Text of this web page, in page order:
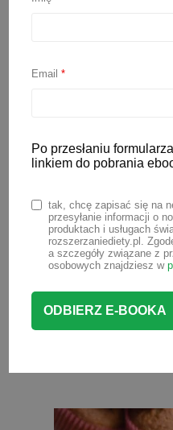
Tort na
upieczeniem
naprawdę każdy.
słodkości
Jeśli jednak
biszkoptu na
Email*
Po przesłaniu
linkiem do pobrania
tak, chcę zapisać się na
przesyłanie informacji o
produktach i usługach
rozszerzaniediety.pl.
a szczegóły związane z
osobowych znajdziesz w